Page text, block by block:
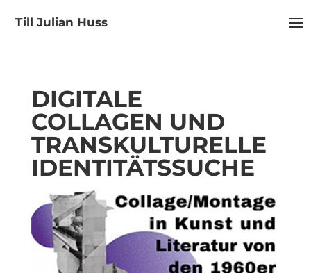
Till Julian Huss
DIGITALE
COLLAGEN UND
TRANSKULTURELLE
IDENTITÄTSSUCHE